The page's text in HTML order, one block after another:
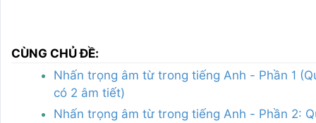
CÙNG CHỦ ĐỀ:
Nhấn trọng âm từ trong tiếng Anh - Phần 1
có 2 âm tiết)
Nhấn trọng âm từ trong tiếng Anh - Phần 2: